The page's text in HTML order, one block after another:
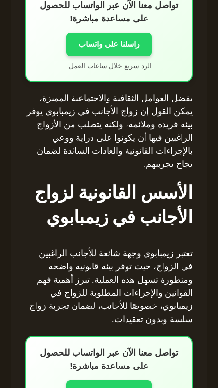
تواصل معنا الآن عبر الواتساب للحصول
على مساعدة مباشرة!
راسلنا على واتساب
الرد سريع خلال ساعات العمل.
بفضل العوامل الثقافية والاجتماعية المميزة،
يمكن القول إن زواج الأجانب في زيمبابوي يوفر
بيئة فريدة وملائمة، ولكنه يتطلب من الأزواج
الراغبين فيها أن يكونوا على دراية ووعي
بالإجراءات القانونية والعادات السائدة لضمان
نجاح تجربتهم.
الأسس القانونية لزواج
الأجانب في زيمبابوي
تعتبر زيمبابوي وجهة شائعة للأجانب الراغبين
في الزواج، حيث توفر بيئة قانونية واضحة
ومتطورة تسهل هذه العملية. تبرز أهمية فهم
القوانين والإجراءات المطلوبة للزواج في
زيمبابوي، خصوصًا للأجانب، لضمان تجربة زواج
سلسة وبدون تعقيدات.
تواصل معنا الآن عبر الواتساب للحصول
على مساعدة مباشرة!